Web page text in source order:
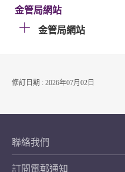
金管局網站
金管局網站
修訂日期 : 2026年07月02日
聯絡我們
訂閱電郵通知